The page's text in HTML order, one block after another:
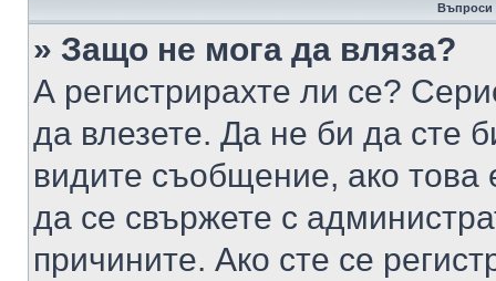
Въпроси
» Защо не мога да вляза?
А регистрирахте ли се?
да влезете. Да не би да сте
видите съобщение, ако това
да се свържете с
причините. Ако сте се